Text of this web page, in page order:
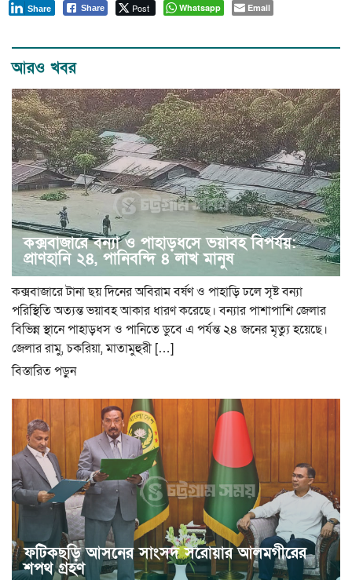
Share Post
Share Whatsapp Email
আরও খবর
কক্সবাজারে বন্যা ও পাহাড়ধসে ভয়াবহ বিপর্যয়:
প্রাণহানি ২৪, পানিবন্দি ৪ লাখ মানুষ
কক্সবাজারে টানা ছয় দিনের অবিরাম বর্ষণ ও পাহাড়ি ঢলে সৃষ্ট বন্যা
পরিস্থিতি অত্যন্ত ভয়াবহ আকার ধারণ করেছে। বন্যার পাশাপাশি জেলার
বিভিন্ন স্থানে পাহাড়ধস ও পানিতে ডুবে এ পর্যন্ত ২৪ জনের মৃত্যু হয়েছে।
জেলার রামু, চকরিয়া, মাতামুহুরী […]
বিস্তারিত পড়ুন
ফটিকছড়ি আসনের সাংসদ সরোয়ার আলমগীরের
শপথ গ্রহণ